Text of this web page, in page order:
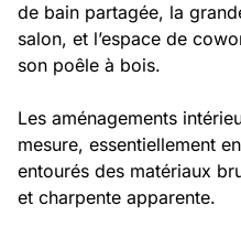
de bain partagée, la
salon, et l’espace de
son poêle à bois.
Les aménagements
mesure, essentiellement
entourés des matériaux
et charpente apparente.